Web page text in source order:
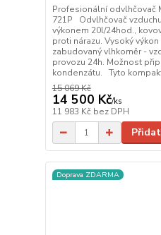
Profesionální odvlhčovač
721P Odvlhčovač
výkonem 20l/24hod.,
proti nárazu. Vysoký
zabudovaný vlhkoměr -
provozu 24h. Možnost
kondenzátu. Tyto
15 069 Kč
14 500 Kč/ks
11 983 Kč bez DPH
Doprava ZDARMA